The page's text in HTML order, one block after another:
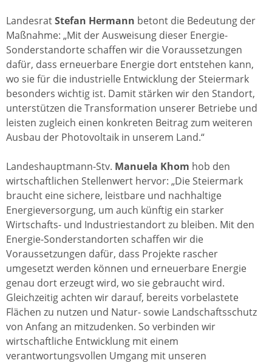
LandesratStefan Hermann betont die Bedeutung der
Maßnahme: „Mit der Ausweisung dieser Energie-
Sonderstandorte schaffen wir die Voraussetzungen
dafür, dass erneuerbare Energie dort entstehen kann,
wo sie für die industrielle Entwicklung der Steiermark
besonders wichtig ist. Damit stärken wir den Standort,
unterstützen die Transformation unserer Betriebe und
leisten zugleich einen konkreten Beitrag zum weiteren
Ausbau der Photovoltaik in unserem Land.“
Landeshauptmann-Stv. Manuela Khom hob den
wirtschaftlichen Stellenwert hervor: „Die Steiermark
braucht eine sichere, leistbare und nachhaltige
Energieversorgung, um auch künftig ein starker
Wirtschafts- und Industriestandort zu bleiben. Mit den
Energie-Sonderstandorten schaffen wir die
Voraussetzungen dafür, dass Projekte rascher
umgesetzt werden können und erneuerbare Energie
genau dort erzeugt wird, wo sie gebraucht wird.
Gleichzeitig achten wir darauf, bereits vorbelastete
Flächen zu nutzen und Natur- sowie Landschaftsschutz
von Anfang an mitzudenken. So verbinden wir
wirtschaftliche Entwicklung mit einem
verantwortungsvollen Umgang mit unseren